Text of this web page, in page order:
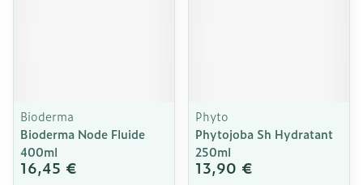
Bioderma
Bioderma Node Fluide
400ml
16,45 €
Phyto
Phytojoba Sh Hydratant
250ml
13,90 €